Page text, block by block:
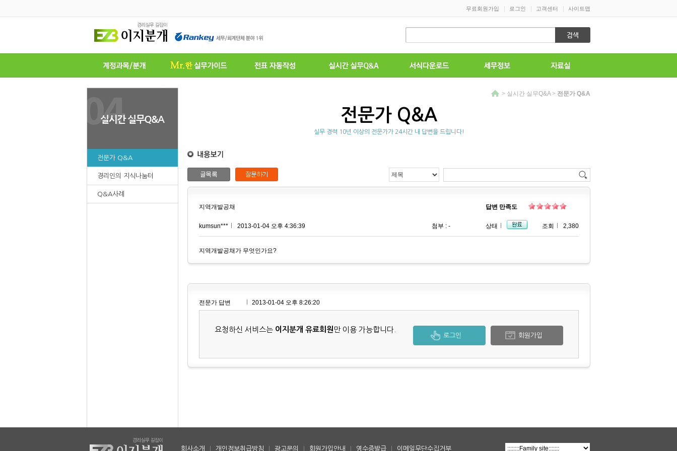
무료회원가입 로그인 고객센터 사이트맵
전문가 Q&A
경리인의 지식나눔터
Q&A사례
> 실시간 실무Q&A> 전문가 Q&A
전문가 Q&A
실무 경력 10년 이상의 전문가가 24시간 내 답변을 드립니다!
지역개발공채 답변 만족도
kumsun*** 2013-01-04 오후 4:36:39 첨부 : - 상태 조회 2,380
지역개발공채가 무엇인가요?
전문가 답변 2013-01-04 오후 8:26:20
요청하신 서비스는 이지분개 유료회원 만 이용 가능합니다.
회원가입
로그인
회사소개 개인정보취급방침 광고문의 회원가입안내 영수증발급 이메일무단수집거부